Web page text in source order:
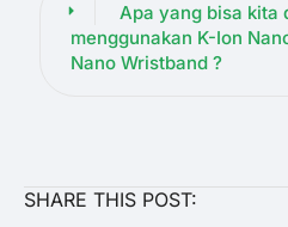
Apa yang bisa kita
menggunakan K-Ion
Nano Wristband ?
SHARE THIS POST: